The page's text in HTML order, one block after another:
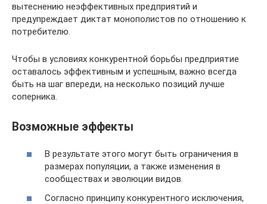
вытеснению неэффективных предприятий и
предупреждает диктат монополистов по отношению к
потребителю.
Чтобы в условиях конкурентной борьбы предприятие
оставалось эффективным и успешным, важно всегда
быть на шаг впереди, на несколько позиций лучше
соперника.
Возможные эффекты
В результате этого могут быть ограничения в
размерах популяции, а также изменения в
сообществах и эволюции видов.
Согласно принципу конкурентного исключения,